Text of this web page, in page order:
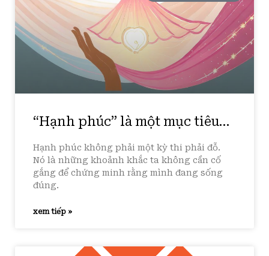
“Hạnh phúc” là một mục tiêu…
Hạnh phúc không phải một kỳ thi phải đỗ.
Nó là những khoảnh khắc ta không cần cố
gắng để chứng minh rằng mình đang sống
đúng.
xem tiếp »